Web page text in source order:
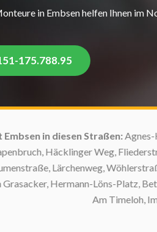
in Embsen helfen Ihnen im
175.788.95
in diesen Straßen:Agnes-
Häcklinger Weg,
Lärchenweg,
Hermann-Löns-Platz,
Am Timeloh, Im